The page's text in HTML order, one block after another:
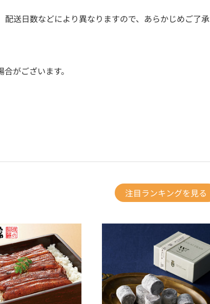
送日数などにより異なりますので、あらかじめご了承
がございます。
注目ランキングを見る